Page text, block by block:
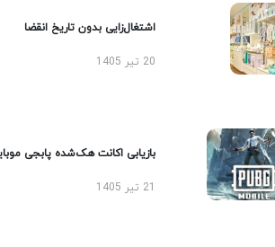
اشتغال‌زایی بدون تاریخ انقضا
20 تیر 1405
بازیابی اکانت هک‌شده پابجی موبایل